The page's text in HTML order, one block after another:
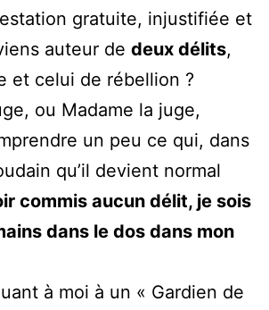
gratuite, injustifiée et
auteur de deux délits,
et celui de rébellion ?
ou Madame la juge,
un peu ce qui, dans
qu’il devient normal
commis aucun délit, je sois
dans le dos dans mon
à moi à un « Gardien de